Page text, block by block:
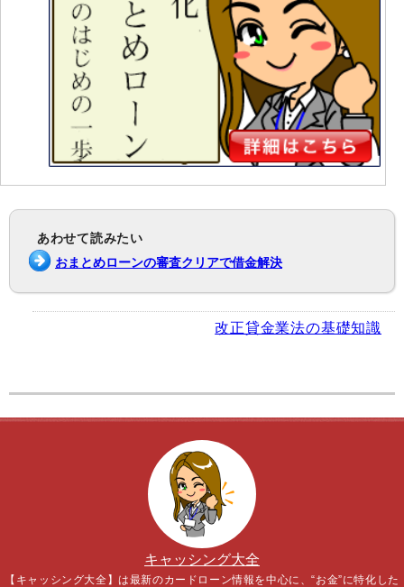
あわせて読みたい
おまとめローンの審査クリアで借金解決
改正貸金業法の基礎知識
キャッシング大全
【キャッシング大全】は最新のカードローン情報を中心に、“お金”に特化した